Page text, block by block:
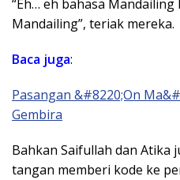
“Eh… eh bahasa
Mandailing”, teriak mereka.
Baca juga:
Pasangan &#8220;On
Gembira
Bahkan Saifullah dan Atika
tangan memberi kode ke